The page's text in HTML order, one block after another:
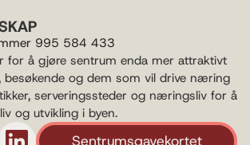
995 584 433
for å gjøre sentrum enda mer attraktivt
besøkende og dem som vil drive næring
serveringssteder og næringsliv for å
og utvikling i byen.
Sentrumsgavekortet